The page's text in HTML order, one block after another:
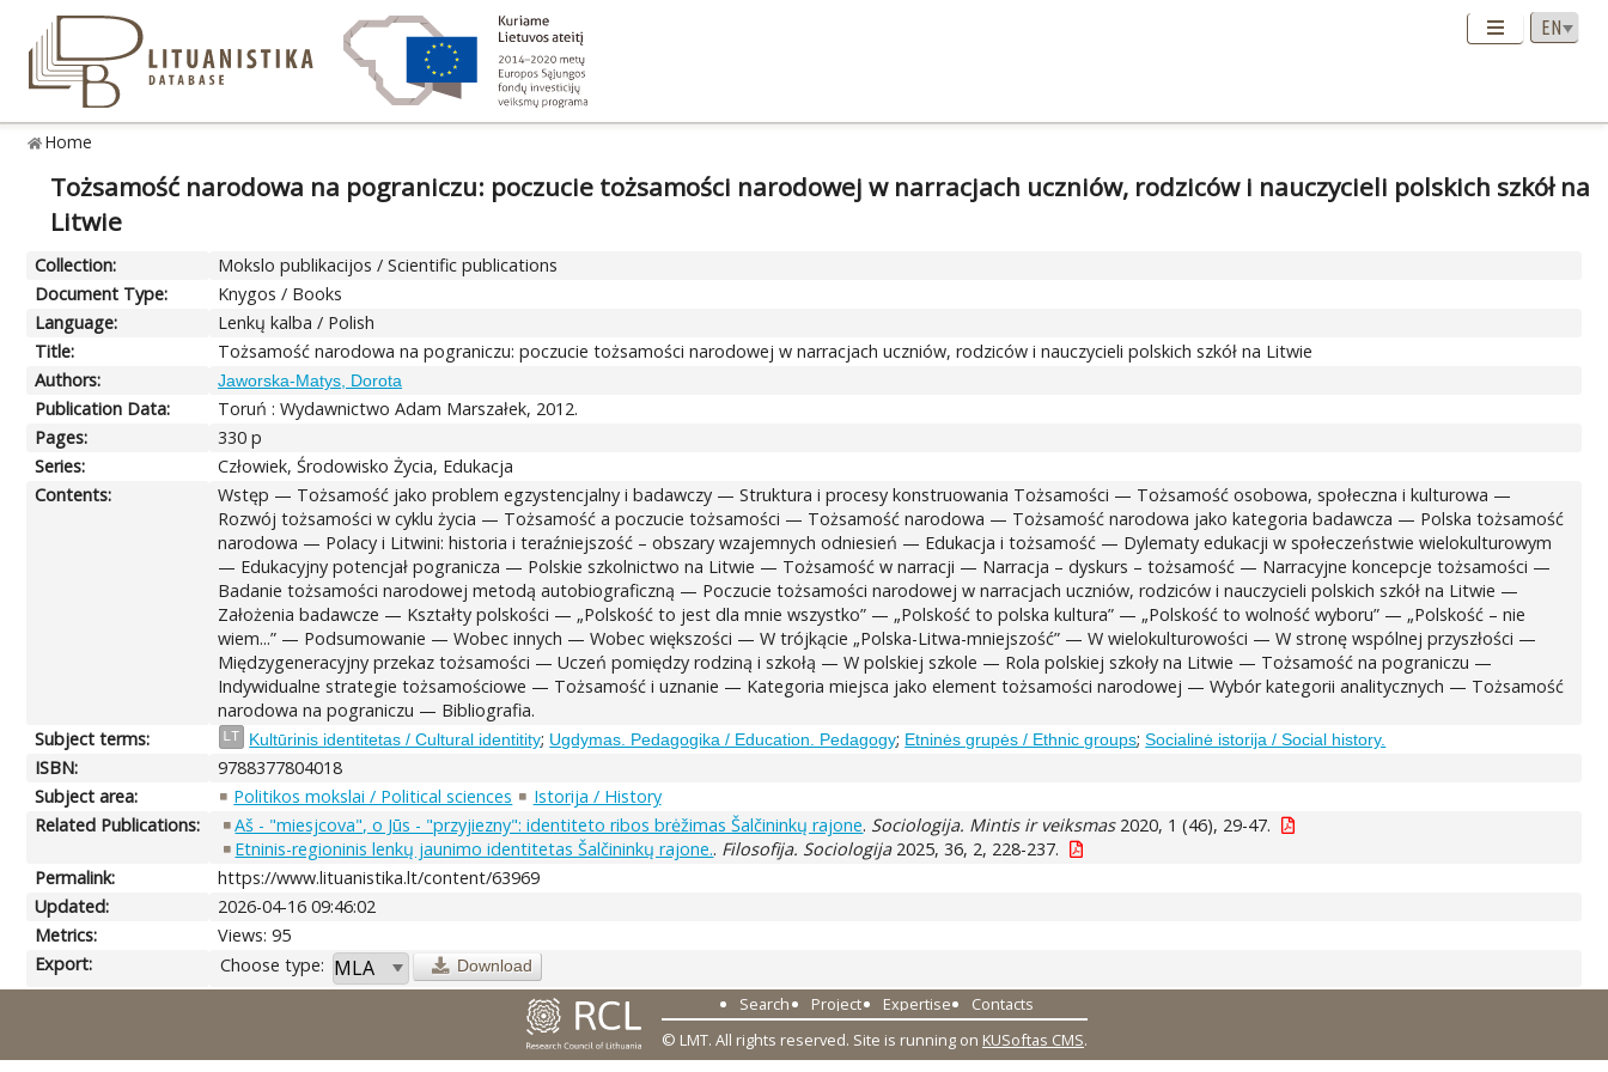
Home
Tożsamość narodowa na pograniczu: poczucie tożsamości narodowej w narracjach uczniów, rodziców i nauczycieli polskich szkół na
Litwie
Collection:
Mokslo publikacijos / Scientific publications
Document Type:
Knygos / Books
Language:
Lenkų kalba / Polish
Title:
Tożsamość narodowa na pograniczu: poczucie tożsamości narodowej w narracjach uczniów, rodziców i nauczycieli polskich szkół na Litwie
Authors:
Jaworska-Matys, Dorota
Publication Data:
Toruń : Wydawnictwo Adam Marszałek, 2012.
Pages:
330 p
Series:
Człowiek, Środowisko Życia, Edukacja
Contents:
Wstęp — Tożsamość jako problem egzystencjalny i badawczy — Struktura i procesy konstruowania Tożsamości — Tożsamość osobowa, społeczna i kulturowa —
Rozwój tożsamości w cyklu życia — Tożsamość a poczucie tożsamości — Tożsamość narodowa — Tożsamość narodowa jako kategoria badawcza — Polska tożsamość
narodowa — Polacy i Litwini: historia i teraźniejszość – obszary wzajemnych odniesień — Edukacja i tożsamość — Dylematy edukacji w społeczeństwie wielokulturowym
— Edukacyjny potencjał pogranicza — Polskie szkolnictwo na Litwie — Tożsamość w narracji — Narracja – dyskurs – tożsamość — Narracyjne koncepcje tożsamości —
Badanie tożsamości narodowej metodą autobiograficzną — Poczucie tożsamości narodowej w narracjach uczniów, rodziców i nauczycieli polskich szkół na Litwie —
Założenia badawcze — Kształty polskości — „Polskość to jest dla mnie wszystko” — „Polskość to polska kultura” — „Polskość to wolność wyboru” — „Polskość – nie
wiem...” — Podsumowanie — Wobec innych — Wobec większości — W trójkącie „Polska-Litwa-mniejszość” — W wielokulturowości — W stronę wspólnej przyszłości —
Międzygeneracyjny przekaz tożsamości — Uczeń pomiędzy rodziną i szkołą — W polskiej szkole — Rola polskiej szkoły na Litwie — Tożsamość na pograniczu —
Indywidualne strategie tożsamościowe — Tożsamość i uznanie — Kategoria miejsca jako element tożsamości narodowej — Wybór kategorii analitycznych — Tożsamość
narodowa na pograniczu — Bibliografia.
Subject terms:
LT Kultūrinis identitetas / Cultural identitity; Ugdymas. Pedagogika / Education. Pedagogy; Etninės grupės / Ethnic groups;Socialinė istorija / Social history.
ISBN:
9788377804018
Subject area:
Politikos mokslai / Political sciences
Istorija / History
Related Publications:
Aš - "miesjcova", o Jūs - "przyjiezny": identiteto ribos brėžimas Šalčininkų rajone. Sociologija. Mintis ir veiksmas2020, 1 (46), 29-47.
Etninis-regioninis lenkų jaunimo identitetas Šalčininkų rajone.. Filosofija. Sociologija2025, 36, 2, 228-237.
Permalink:
https://www.lituanistika.lt/content/63969
Updated:
2026-04-16 09:46:02
Metrics:
Views: 95
Export:
Choose type: Download
Search Project Expertise
Contacts
© LMT. All rights reserved. Site is running on KUSoftas CMS.